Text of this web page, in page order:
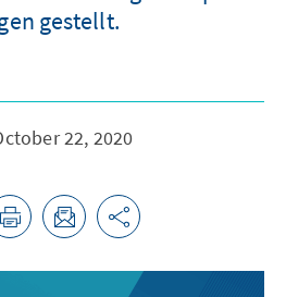
gestellt.
22, 2020